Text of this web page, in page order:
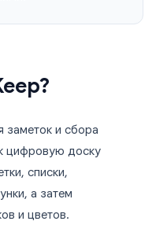
заметок и сбора
цифровую доску
списки,
а затем
и цветов.